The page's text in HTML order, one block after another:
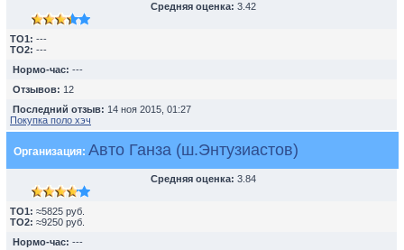
Средняя оценка: 3.42
TO1: ---
TO2: ---
Нормо-час: ---
Отзывов: 12
Последний отзыв: 14 ноя 2015, 01:27
Покупка поло хэч
Организация: Авто Ганза (ш.Энтузиастов)
Средняя оценка: 3.84
TO1: ≈5825 руб.
TO2: ≈9250 руб.
Нормо-час: ---